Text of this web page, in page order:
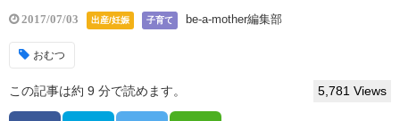
2017/07/03 出産/妊娠 子育て be-a-mother編集部
おむつ
この記事は約 9 分で読めます。 5,781 Views